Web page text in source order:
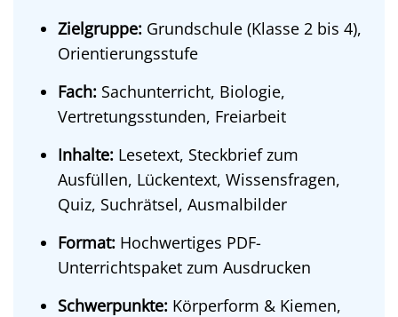
Zielgruppe: Grundschule (Klasse 2 bis 4),
Orientierungsstufe
Fach: Sachunterricht, Biologie,
Vertretungsstunden, Freiarbeit
Inhalte: Lesetext, Steckbrief zum
Ausfüllen, Lückentext, Wissensfragen,
Quiz, Suchrätsel, Ausmalbilder
Format: Hochwertiges PDF-
Unterrichtspaket zum Ausdrucken
Schwerpunkte: Körperform & Kiemen,